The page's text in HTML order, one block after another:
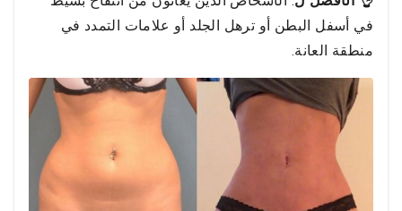
في أسفل البطن أو ترهل الجلد أو علامات التمدد في
منطقة العانة.